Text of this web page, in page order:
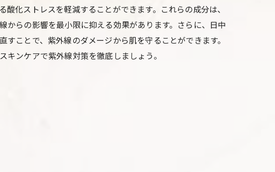
ズム
酸化ストレスを軽減することができます。これらの成分は、
からの影響を最小限に抑える効果があります。さらに、日中
すことで、紫外線のダメージから肌を守ることができます。
キンケアで紫外線対策を徹底しましょう。